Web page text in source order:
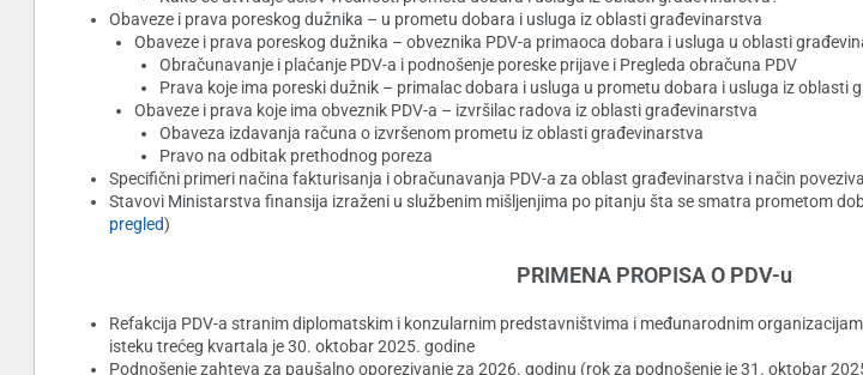
Obaveze i prava poreskog dužnika – u prometu dobara i usluga iz oblasti građevinarstva
Obaveze i prava poreskog dužnika – obveznika PDV-a primaoca dobara i usluga u oblasti
Obračunavanje i plaćanje PDV-a i podnošenje poreske prijave i Pregleda obračuna PDV
Prava koje ima poreski dužnik – primalac dobara i usluga u prometu dobara i usluga iz oblasti
Obaveze i prava koje ima obveznik PDV-a – izvršilac radova iz oblasti građevinarstva
Obaveza izdavanja računa o izvršenom prometu iz oblasti građevinarstva
Pravo na odbitak prethodnog poreza
Specifični primeri načina fakturisanja i obračunavanja PDV-a za oblast građevinarstva i način
Stavovi Ministarstva finansija izraženi u službenim mišljenjima po pitanju šta se smatra prometom
pregled)
PRIMENA PROPISA O PDV-u
Refakcija PDV-a stranim diplomatskim i konzularnim predstavništvima i međunarodnim
isteku trećeg kvartala je 30. oktobar 2025. godine
Podnošenje zahteva za paušalno oporezivanje za 2026. godinu (rok za podnošenje je 31. oktobar